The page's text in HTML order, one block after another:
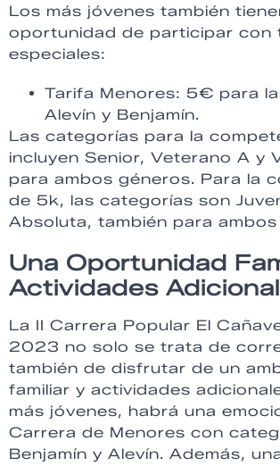
Los más jóvenes también
oportunidad de participar con
especiales:
Tarifa Menores: 5€ para
Alevín y Benjamín.
Las categorías para la
incluyen Senior, Veterano A y
para ambos géneros. Para la
de 5k, las categorías son
Absoluta, también para
Una Oportunidad
Actividades
La II Carrera Popular El
2023 no solo se trata de
también de disfrutar de un
familiar y actividades
más jóvenes, habrá una
Carrera de Menores con
Benjamín y Alevín. Además,